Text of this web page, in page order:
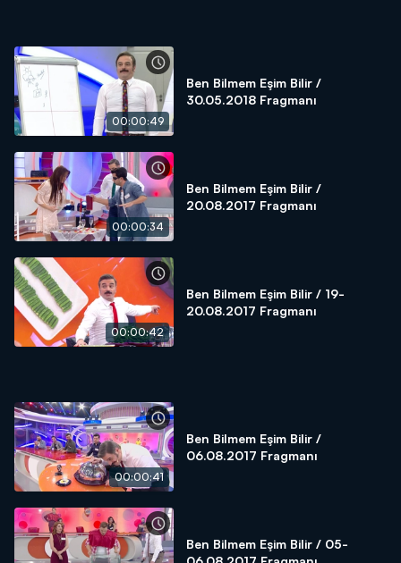
00:00:49
Ben Bilmem Eşim Bilir /
30.05.2018 Fragmanı
00:00:34
Ben Bilmem Eşim Bilir /
20.08.2017 Fragmanı
00:00:42
Ben Bilmem Eşim Bilir / 19-
20.08.2017 Fragmanı
00:00:41
Ben Bilmem Eşim Bilir /
06.08.2017 Fragmanı
Ben Bilmem Eşim Bilir / 05-